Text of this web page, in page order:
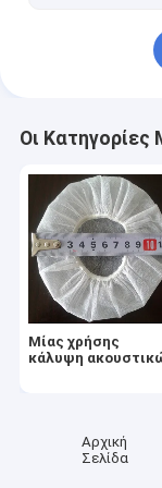
Μη υφαμένο
Μίας χρήσης
Οι Κατηγορίες
Μίας χρήσης
κάλυψη
Αρχική
Σελίδα